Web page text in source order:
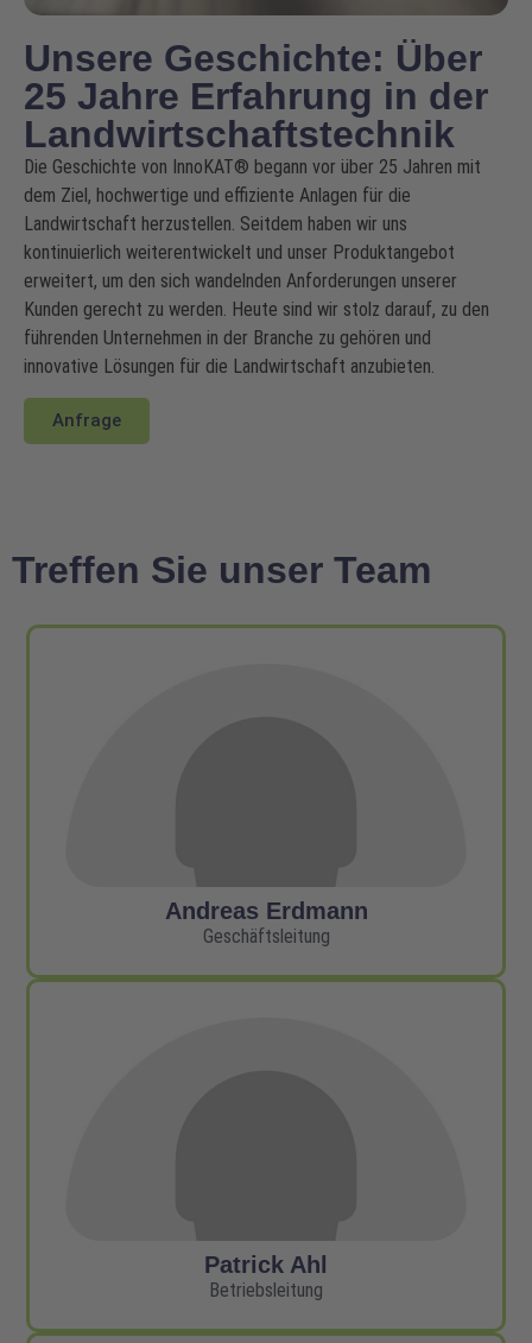
Unsere Geschichte: Über
25 Jahre Erfahrung in der
Landwirtschaftstechnik
Die Geschichte von InnoKAT® begann vor über 25 Jahren mit
dem Ziel, hochwertige und effiziente Anlagen für die
Landwirtschaft herzustellen. Seitdem haben wir uns
kontinuierlich weiterentwickelt und unser Produktangebot
erweitert, um den sich wandelnden Anforderungen unserer
Kunden gerecht zu werden. Heute sind wir stolz darauf, zu den
führenden Unternehmen in der Branche zu gehören und
innovative Lösungen für die Landwirtschaft anzubieten.
Anfrage
Treffen Sie unser Team
Andreas Erdmann
Geschäftsleitung
Patrick Ahl
Betriebsleitung